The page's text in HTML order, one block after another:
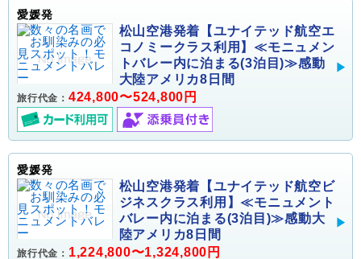
愛媛発
松山空港発着【ユナイテッド航空エ
コノミークラス利用】≪モニュメン
トバレー内に泊まる(3泊目)≫感動
大陸アメリカ8日間
旅行代金： 424,800〜524,800円
愛媛発
松山空港発着【ユナイテッド航空ビ
ジネスクラス利用】≪モニュメント
バレー内に泊まる(3泊目)≫感動大
陸アメリカ8日間
旅行代金： 1,224,800〜1,324,800円